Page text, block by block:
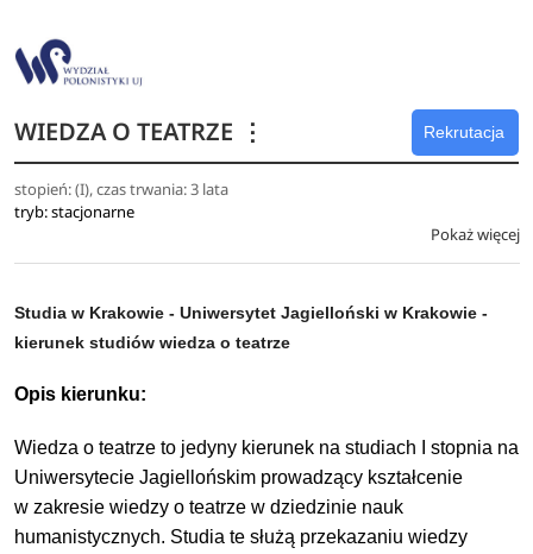
WIEDZA O TEATRZE ⋮ Rekrutacja
stopień: (I), czas trwania: 3 lata
tryb: stacjonarne
Pokaż więcej
Studia w Krakowie - Uniwersytet Jagielloński w Krakowie -
kierunek studiów wiedza o teatrze
Opis kierunku:
Wiedza o teatrze to jedyny kierunek na studiach I stopnia na
Uniwersytecie Jagiellońskim prowadzący kształcenie
w zakresie wiedzy o teatrze w dziedzinie nauk
humanistycznych. Studia te służą przekazaniu wiedzy